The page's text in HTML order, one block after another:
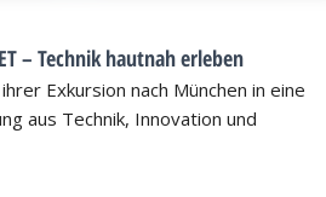
– Technik hautnah erleben
Exkursion nach München in eine
aus Technik, Innovation und